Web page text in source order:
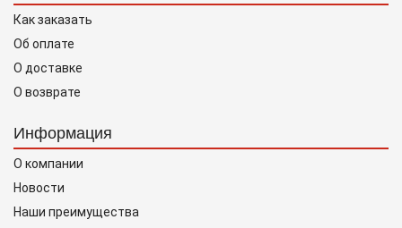
Как заказать
Об оплате
О доставке
О возврате
Информация
О компании
Новости
Наши преимущества